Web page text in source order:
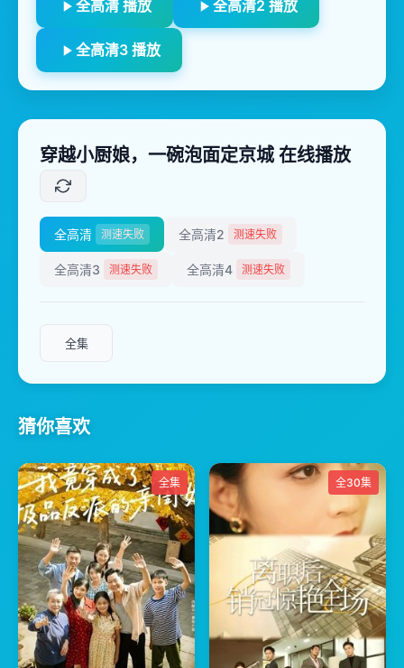
全高清 播放 全高清2 播放
全高清3 播放
穿越小厨娘，一碗泡面定京城 在线播放
全高清 测速失败 全高清2 测速失败
全高清3 测速失败 全高清4 测速失败
全集
猜你喜欢
全集 全30集